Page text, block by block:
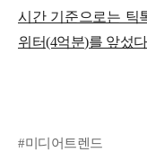
시간 기준으로는 틱
위터(4억분)를 앞섰다
#미디어트렌드